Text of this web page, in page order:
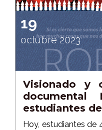
19
octubre 2023
Visionado y
documental
estudiantes
Hoy, estudiantes de